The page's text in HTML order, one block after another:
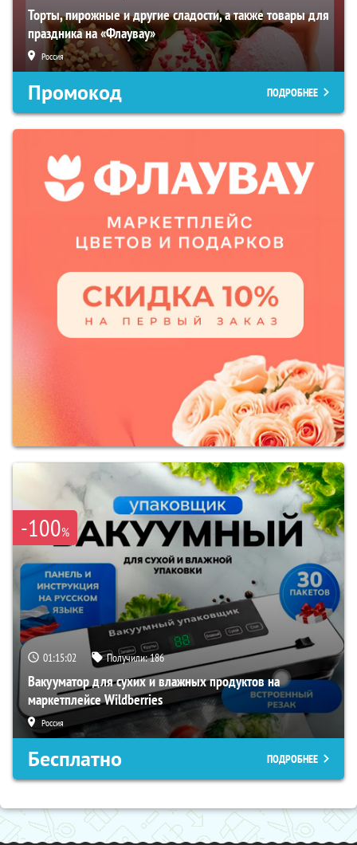
Торты, пирожные и другие сладости, а также товары для
праздника на «Флаувау»
Россия
Промокод ПОДРОБНЕЕ
-100%
01:15:01 Получили:186
Вакууматор для сухих и влажных продуктов на
маркетплейсе Wildberries
Россия
Бесплатно ПОДРОБНЕЕ